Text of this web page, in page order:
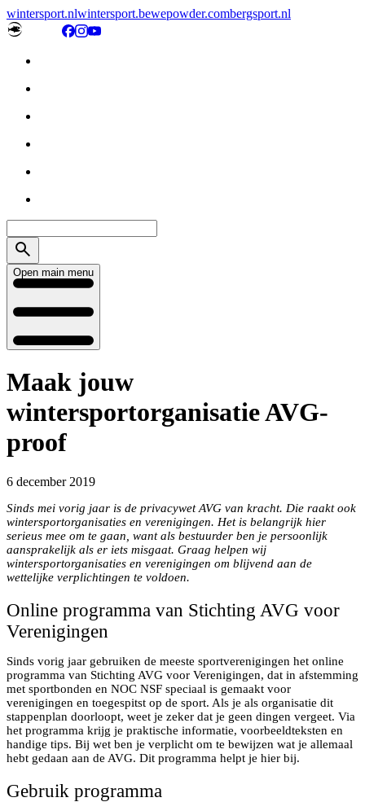
wintersport.nlwintersport.bewepowder.combergsport.nl
Open main menu
Maak jouw
wintersportorganisatie AVG-
proof
6 december 2019
Sinds mei vorig jaar is de privacywet AVG van kracht. Die raakt ook
wintersportorganisaties en verenigingen. Het is belangrijk hier
serieus mee om te gaan, want als bestuurder ben je persoonlijk
aansprakelijk als er iets misgaat. Graag helpen wij
wintersportorganisaties en verenigingen om blijvend aan de
wettelijke verplichtingen te voldoen.
Online programma van Stichting AVG voor
Verenigingen
Sinds vorig jaar gebruiken de meeste sportverenigingen het online
programma van Stichting AVG voor Verenigingen, dat in afstemming
met sportbonden en NOC NSF speciaal is gemaakt voor
verenigingen en toegespitst op de sport. Als je als organisatie dit
stappenplan doorloopt, weet je zeker dat je geen dingen vergeet. Via
het programma krijg je praktische informatie, voorbeeldteksten en
handige tips. Bij wet ben je verplicht om te bewijzen wat je allemaal
hebt gedaan aan de AVG. Dit programma helpt je hier bij.
Gebruik programma